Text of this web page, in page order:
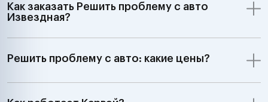
Как заказать Решить проблему с авто
Извездная?
Решить проблему с авто: какие цены?